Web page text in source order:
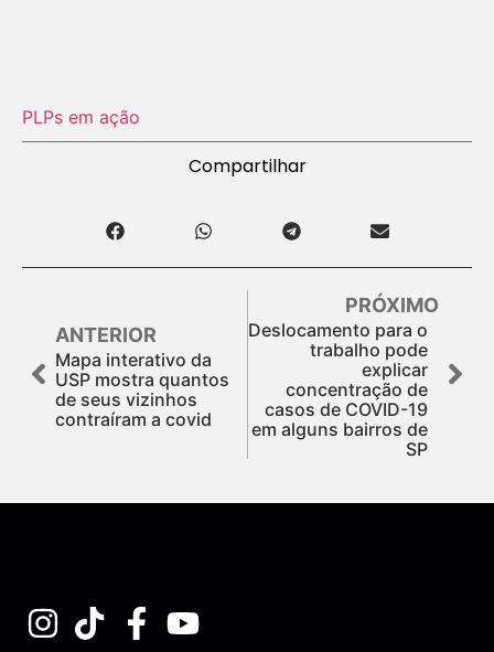
PLPs em ação
Compartilhar
ANTERIOR
Mapa interativo da
USP mostra quantos
de seus vizinhos
contraíram a covid
PRÓXIMO
Deslocamento para o
trabalho pode
explicar
concentração de
casos de COVID-19
em alguns bairros de
SP